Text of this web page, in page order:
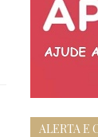
ALERTA E